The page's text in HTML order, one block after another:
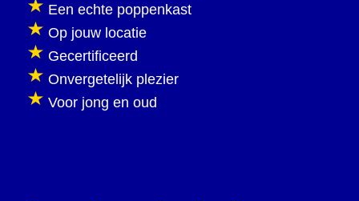
Een echte poppenkast
Op jouw locatie
Gecertificeerd
Onvergetelijk plezier
Voor jong en oud